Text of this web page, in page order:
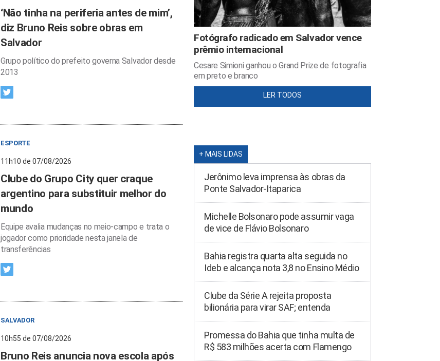
Fotógrafo radicado em Salvador vence
prêmio internacional
Cesare Simioni ganhou o Grand Prize de fotografia
em preto e branco
LER TODOS
‘Não tinha na periferia antes de mim’,
diz Bruno Reis sobre obras em
Salvador
Grupo político do prefeito governa Salvador desde
2013
ESPORTE
11h10 de 07/08/2026
Clube do Grupo City quer craque
argentino para substituir melhor do
mundo
Equipe avalia mudanças no meio-campo e trata o
jogador como prioridade nesta janela de
transferências
SALVADOR
10h55 de 07/08/2026
Bruno Reis anuncia nova escola após
+ MAIS LIDAS
Jerônimo leva imprensa às obras da
Ponte Salvador-Itaparica
Michelle Bolsonaro pode assumir vaga
de vice de Flávio Bolsonaro
Bahia registra quarta alta seguida no
Ideb e alcança nota 3,8 no Ensino Médio
Clube da Série A rejeita proposta
bilionária para virar SAF; entenda
Promessa do Bahia que tinha multa de
R$ 583 milhões acerta com Flamengo